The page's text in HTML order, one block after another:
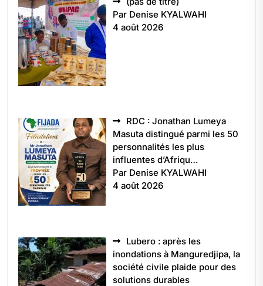
5496
Par Denise KYALWAHI
4 août 2026
RDC : Jonathan Lumeya
Masuta distingué parmi les 50
personnalités les plus
influentes d’Afriqu…
Par Denise KYALWAHI
4 août 2026
Lubero : après les
inondations à Manguredjipa, la
société civile plaide pour des
solutions durables